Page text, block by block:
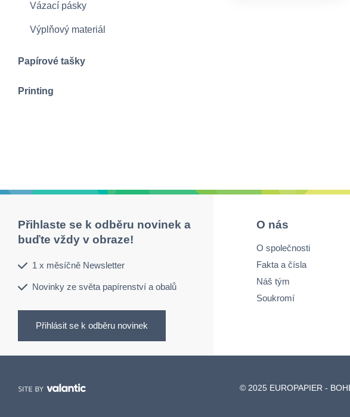
Vázací pásky
Výplňový materiál
Papírové tašky
Printing
Přihlaste se k odběru novinek a
buďte vždy v obraze!
1 x měsíčně Newsletter
Novinky ze světa papírenství a obalů
Přihlásit se k odběru novinek
O nás
O společnosti
Fakta a čísla
Náš tým
Soukromí
© 2025 EUROPAPIER -